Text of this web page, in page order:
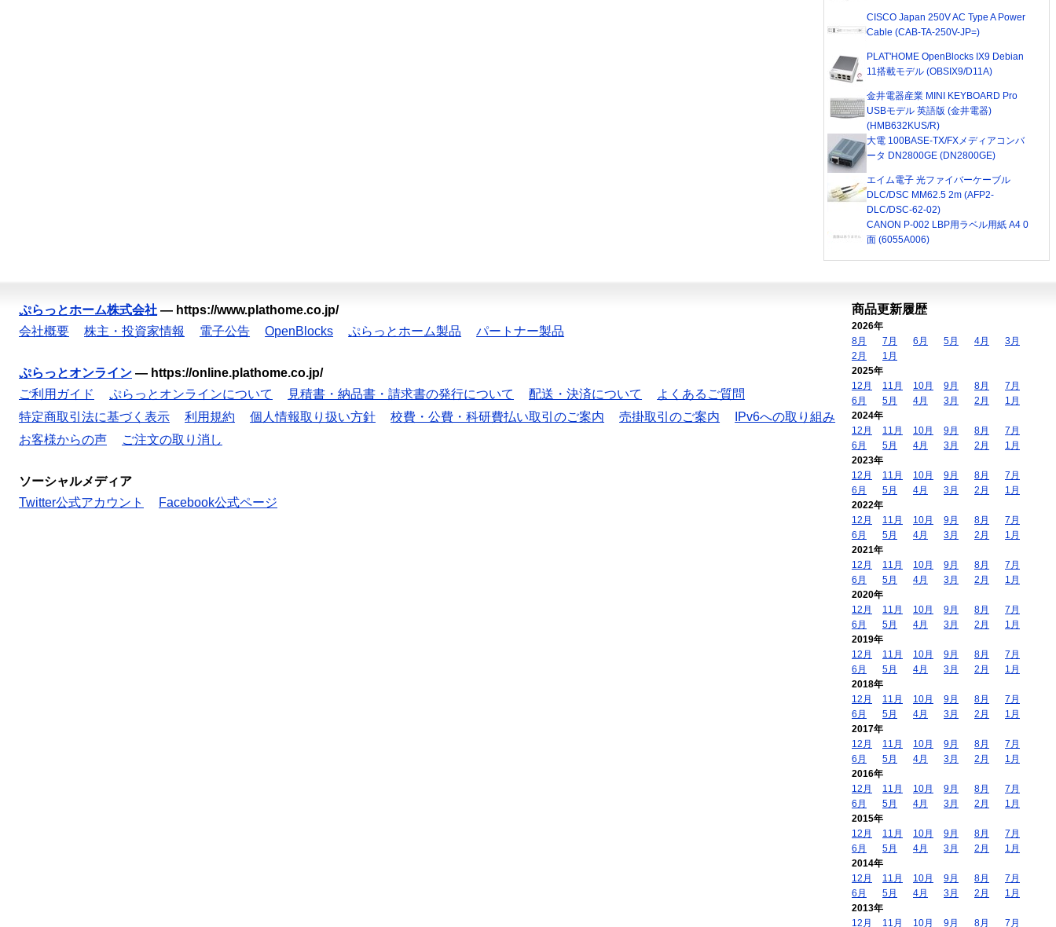
CISCO Japan 250V AC Type A Power
Cable (CAB-TA-250V-JP=)
PLAT'HOME OpenBlocks IX9 Debian
11搭載モデル (OBSIX9/D11A)
金井電器産業 MINI KEYBOARD Pro
USBモデル 英語版 (金井電器)
(HMB632KUS/R)
大電 100BASE-TX/FXメディアコンバ
ータ DN2800GE (DN2800GE)
エイム電子 光ファイバーケーブル
DLC/DSC MM62.5 2m (AFP2-
DLC/DSC-62-02)
CANON P-002 LBP用ラベル用紙 A4 0
面 (6055A006)
ぷらっとホーム株式会社 — https://www.plathome.co.jp/
会社概要
株主・投資家情報 電子公告 OpenBlocks ぷらっとホーム製品 パートナー製品
ぷらっとオンライン — https://online.plathome.co.jp/
ご利用ガイド
ぷらっとオンラインについて 見積書・納品書・請求書の発行について 配送・決済について
よくあるご質問
特定商取引法に基づく表示
利用規約 個人情報取り扱い方針 校費・公費・科研費払い取引のご案内 売掛取引のご案内
IPv6への取り組み
お客様からの声
ご注文の取り消し
ソーシャルメディア
Twitter公式アカウント
Facebook公式ページ
商品更新履歴
2026年
8月
7月 6月 5月 4月
3月
2月
1月
2025年
12月
11月 10月 9月 8月
7月
6月
5月 4月 3月 2月
1月
2024年
12月
11月 10月 9月 8月
7月
6月
5月 4月 3月 2月
1月
2023年
12月
11月 10月 9月 8月
7月
6月
5月 4月 3月 2月
1月
2022年
12月
11月 10月 9月 8月
7月
6月
5月 4月 3月 2月
1月
2021年
12月
11月 10月 9月 8月
7月
6月
5月 4月 3月 2月
1月
2020年
12月
11月 10月 9月 8月
7月
6月
5月 4月 3月 2月
1月
2019年
12月
11月 10月 9月 8月
7月
6月
5月 4月 3月 2月
1月
2018年
12月
11月 10月 9月 8月
7月
6月
5月 4月 3月 2月
1月
2017年
12月
11月 10月 9月 8月
7月
6月
5月 4月 3月 2月
1月
2016年
12月
11月 10月 9月 8月
7月
6月
5月 4月 3月 2月
1月
2015年
12月
11月 10月 9月 8月
7月
6月
5月 4月 3月 2月
1月
2014年
12月
11月 10月 9月 8月
7月
6月
5月 4月 3月 2月
1月
2013年
12月
11月 10月 9月 8月 7月